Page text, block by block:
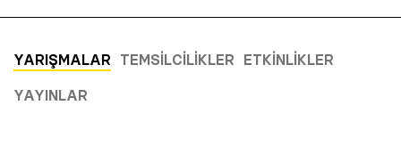
YARIŞMALAR TEMSILCILIKLER ETKINLIKLER
YAYINLAR